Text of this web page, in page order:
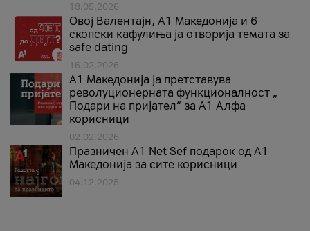
18.05.2026
Овој Валентајн, A1 Македонија и 6
скопски кафулиња ја отворија темата за
safe dating
16.02.2026
А1 Македонија ја претставува
револуционерната функционалност „
Подари на пријател“ за А1 Алфа
корисници
02.02.2026
Празничен A1 Net Sеf подарок од А1
Македонија за сите корисници
04.12.2025